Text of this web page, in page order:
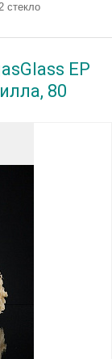
стекло
EP
80